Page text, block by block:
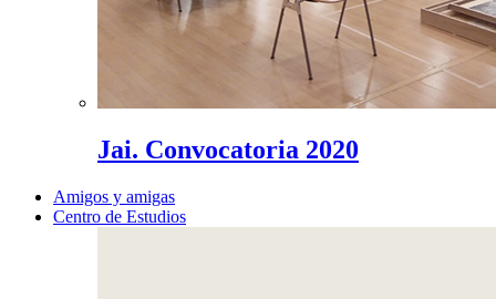
Jai. Convocatoria 2020
Amigos y amigas
Centro de Estudios